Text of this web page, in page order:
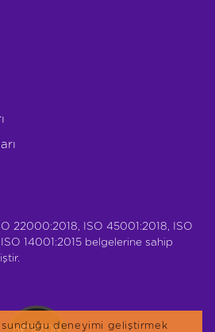
22000:2018, ISO 45001:2018, ISO
ISO 14001:2015 belgelerine sahip
deneyimi geliştirmek